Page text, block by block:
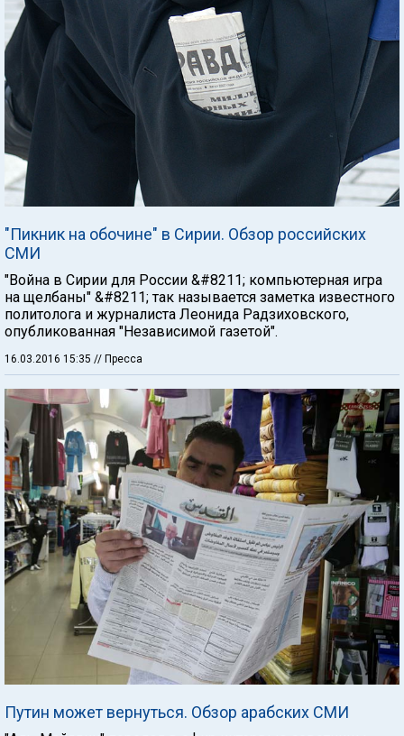
"Пикник на обочине" в Сирии. Обзор российских
СМИ
"Война в Сирии для России &#8211; компьютерная игра
на щелбаны" &#8211; так называется заметка известного
политолога и журналиста Леонида Радзиховского,
опубликованная "Независимой газетой".
16.03.2016 15:35 // Пресса
Путин может вернуться. Обзор арабских СМИ